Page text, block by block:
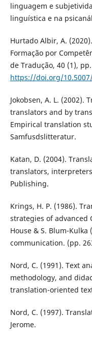
linguagem e
linguística e na
Hurtado Albir, A.
Formação por
de Tradução, 40 (1),
https://doi.org/
Jokobsen, A. L.
translators and by
Empirical translation
Samfusdslitteratur.
Katan, D. (2004).
translators,
Publishing.
Krings, H. P. (1986).
strategies of advanced
House & S. Blum-
communication. (pp.
Nord, C. (1991). Text
methodology, and
translation-oriented
Nord, C. (1997).
Jerome.